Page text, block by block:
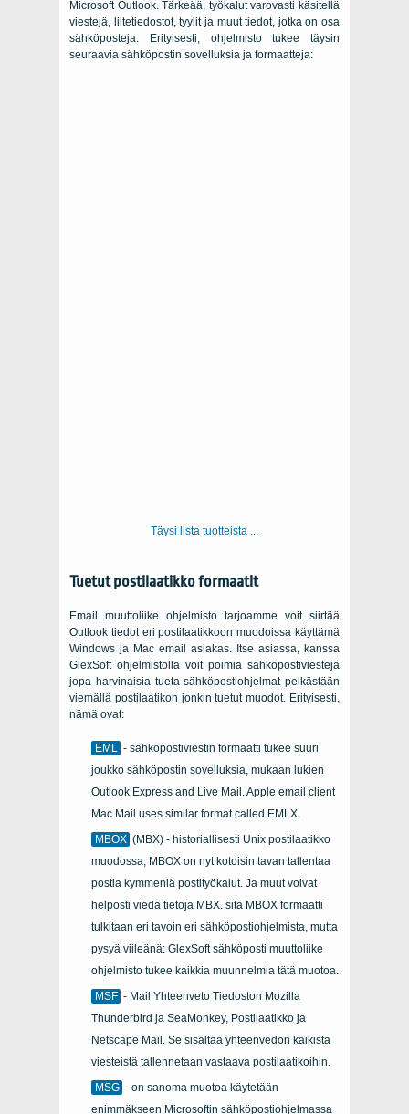
Microsoft Outlook. Tärkeää, työkalut varovasti käsitellä
viestejä, liitetiedostot, tyylit ja muut tiedot, jotka on osa
sähköposteja. Erityisesti, ohjelmisto tukee täysin
seuraavia sähköpostin sovelluksia ja formaatteja:
Täysi lista tuotteista ...
Tuetut postilaatikko formaatit
Email muuttoliike ohjelmisto tarjoamme voit siirtää
Outlook tiedot eri postilaatikkoon muodoissa käyttämä
Windows ja Mac email asiakas. Itse asiassa, kanssa
GlexSoftohjelmistolla voit poimia sähköpostiviestejä
jopa harvinaisia ​​tueta sähköpostiohjelmat pelkästään
viemällä postilaatikon jonkin tuetut muodot. Erityisesti,
nämä ovat:
EML - sähköpostiviestin formaatti tukee suuri
joukko sähköpostin sovelluksia, mukaan lukien
Outlook Express and Live Mail. Apple email client
Mac Mail uses similar format called EMLX.
MBOX (MBX) - historiallisesti Unix postilaatikko
muodossa, MBOX on nyt kotoisin tavan tallentaa
postia kymmeniä postityökalut. Ja muut voivat
helposti viedä tietoja MBX. sitä MBOX formaatti
tulkitaan eri tavoin eri sähköpostiohjelmista, mutta
pysyä viileänä: GlexSoftsähköposti muuttoliike
ohjelmisto tukee kaikkia muunnelmia tätä muotoa.
MSF - Mail Yhteenveto Tiedoston Mozilla
Thunderbird ja SeaMonkey, Postilaatikko ja
Netscape Mail. Se sisältää yhteenvedon kaikista
viesteistä tallennetaan vastaava postilaatikoihin.
MSG - on sanoma muotoa käytetään
enimmäkseen Microsoftin sähköpostiohjelmassa